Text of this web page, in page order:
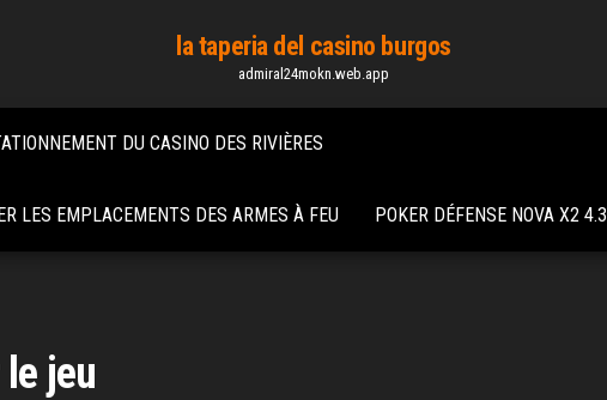
la taperia del casino burgos
admiral24mokn.web.app
DU CASINO DES RIVIÈRES
LES EMPLACEMENTS DES ARMES À FEU POKER DÉFENSE NOVA X2
jeu